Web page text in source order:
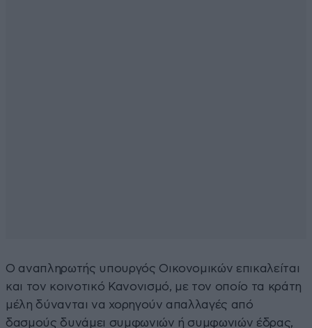
Ο αναπληρωτής υπουργός Οικονομικών επικαλείται
και τον κοινοτικό Κανονισμό, με τον οποίο τα κράτη
μέλη δύνανται να χορηγούν απαλλαγές από
δασμούς δυνάμει συμφωνιών ή συμφωνιών έδρας,